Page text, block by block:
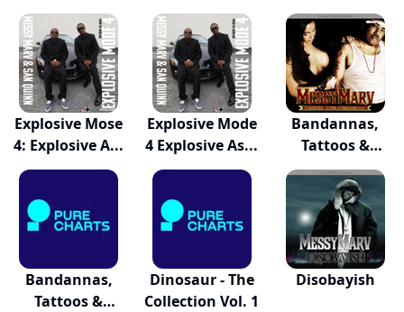
White Tees
Explosive Mose
4: Explosive A...
Explosive Mode
4 Explosive As...
Bandannas,
Tattoos &
Tongue R...
Bandannas,
Tattoos &
Dinosaur - The
Collection Vol. 1
Disobayish